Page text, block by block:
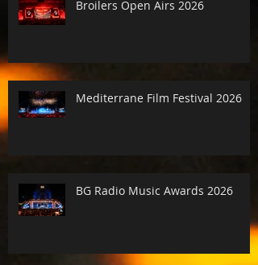
Broilers Open Airs 2026
Mediterrane Film Festival 2026
BG Radio Music Awards 2026